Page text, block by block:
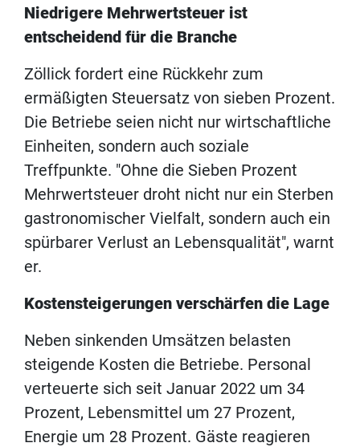
Niedrigere Mehrwertsteuer ist
entscheidend für die Branche
Zöllick fordert eine Rückkehr zum
ermäßigten Steuersatz von sieben Prozent.
Die Betriebe seien nicht nur wirtschaftliche
Einheiten, sondern auch soziale
Treffpunkte. "Ohne die Sieben Prozent
Mehrwertsteuer droht nicht nur ein Sterben
gastronomischer Vielfalt, sondern auch ein
spürbarer Verlust an Lebensqualität", warnt
er.
Kostensteigerungen verschärfen die Lage
Neben sinkenden Umsätzen belasten
steigende Kosten die Betriebe. Personal
verteuerte sich seit Januar 2022 um 34
Prozent, Lebensmittel um 27 Prozent,
Energie um 28 Prozent. Gäste reagieren